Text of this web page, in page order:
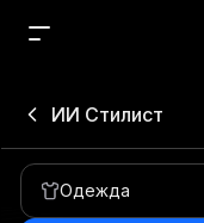
Поиск
Агент
Проекты
ИИ Стилист
Одежда